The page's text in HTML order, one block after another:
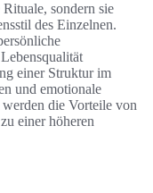
sondern sie
des Einzelnen.
einer Struktur im
und emotionale
die Vorteile von
einer höheren